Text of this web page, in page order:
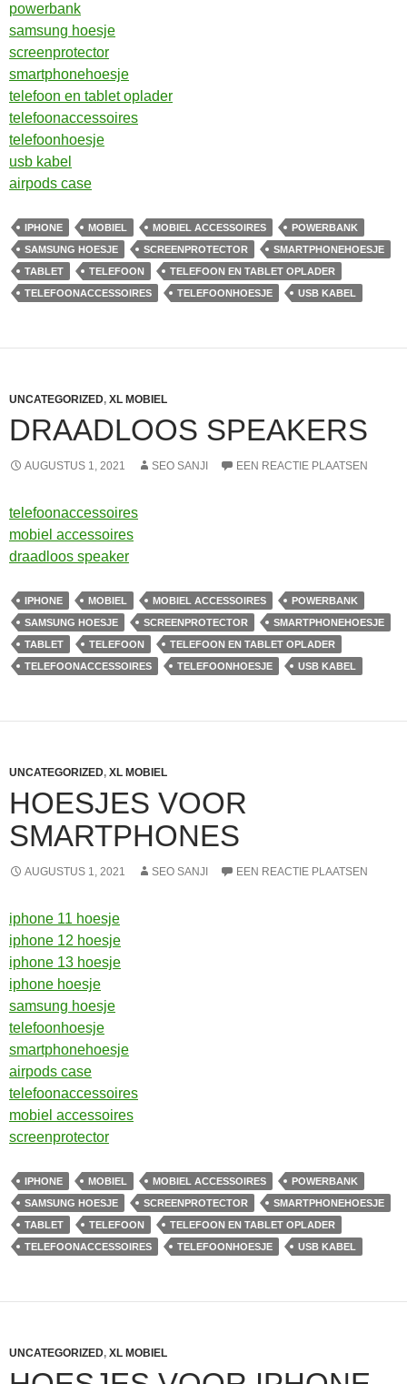
powerbank
samsung hoesje
screenprotector
smartphonehoesje
telefoon en tablet oplader
telefoonaccessoires
telefoonhoesje
usb kabel
airpods case
IPHONE MOBIEL MOBIEL ACCESSOIRES
POWERBANK
SAMSUNG HOESJE
SCREENPROTECTOR
SMARTPHONEHOESJE
TABLET
TELEFOON
TELEFOON EN TABLET OPLADER
TELEFOONACCESSOIRES
TELEFOONHOESJE USB KABEL
UNCATEGORIZED, XL MOBIEL
DRAADLOOS SPEAKERS
AUGUSTUS 1, 2021 SEO SANJI EEN REACTIE PLAATSEN
telefoonaccessoires
mobiel accessoires
draadloos speaker
IPHONE MOBIEL MOBIEL ACCESSOIRES
POWERBANK
SAMSUNG HOESJE
SCREENPROTECTOR
SMARTPHONEHOESJE
TABLET
TELEFOON
TELEFOON EN TABLET OPLADER
TELEFOONACCESSOIRES
TELEFOONHOESJE USB KABEL
UNCATEGORIZED, XL MOBIEL
HOESJES VOOR
SMARTPHONES
AUGUSTUS 1, 2021 SEO SANJI EEN REACTIE PLAATSEN
iphone 11 hoesje
iphone 12 hoesje
iphone 13 hoesje
iphone hoesje
samsung hoesje
telefoonhoesje
smartphonehoesje
airpods case
telefoonaccessoires
mobiel accessoires
screenprotector
IPHONE MOBIEL MOBIEL ACCESSOIRES
POWERBANK
SAMSUNG HOESJE
SCREENPROTECTOR
SMARTPHONEHOESJE
TABLET
TELEFOON
TELEFOON EN TABLET OPLADER
TELEFOONACCESSOIRES
TELEFOONHOESJE USB KABEL
UNCATEGORIZED, XL MOBIEL